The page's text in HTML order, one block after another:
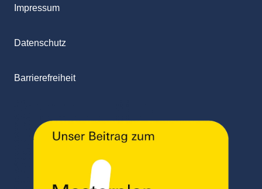
Impressum
Datenschutz
Barrierefreiheit